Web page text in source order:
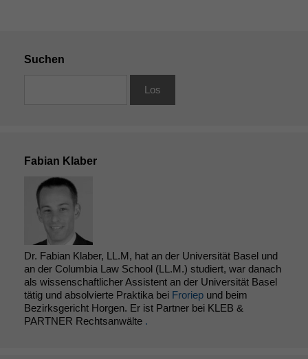
Suchen
Fabian Klaber
Dr. Fabian Klaber, LL.M, hat an der Universität Basel und
an der Columbia Law School (LL.M.) studiert, war danach
als wissenschaftlicher Assistent an der Universität Basel
tätig und absolvierte Praktika bei Froriep und beim
Bezirksgericht Horgen. Er ist Partner bei KLEB &
PARTNER Rechtsanwälte .
braucht sie,
damit die
Website
korrekt
angezeigt